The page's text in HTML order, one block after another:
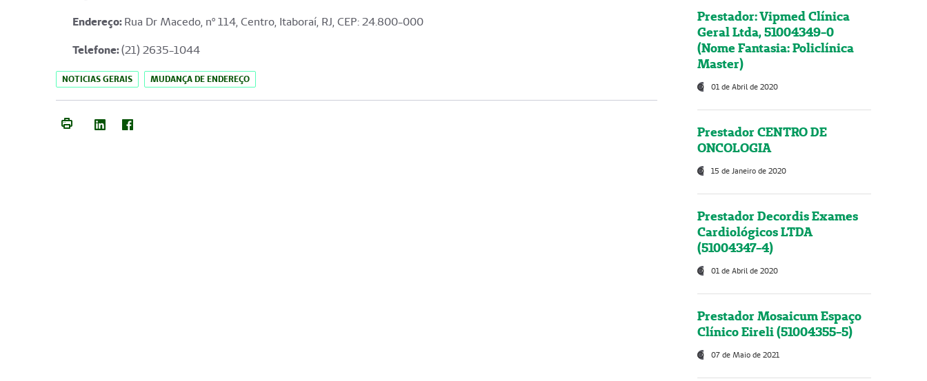
Endereço:Rua Dr Macedo, nº 114, Centro, Itaboraí, RJ, CEP: 24.800-000
Telefone:(21) 2635-1044
NOTICIAS GERAIS MUDANÇA DE ENDEREÇO
Prestador: Vipmed Clínica
Geral Ltda, 51004349-0
(Nome Fantasia: Policlínica
Master)
01 de Abril de 2020
Prestador CENTRO DE
ONCOLOGIA
15 de Janeiro de 2020
Prestador Decordis Exames
Cardiológicos LTDA
(51004347-4)
01 de Abril de 2020
Prestador Mosaicum Espaço
Clínico Eireli (51004355-5)
07 de Maio de 2021